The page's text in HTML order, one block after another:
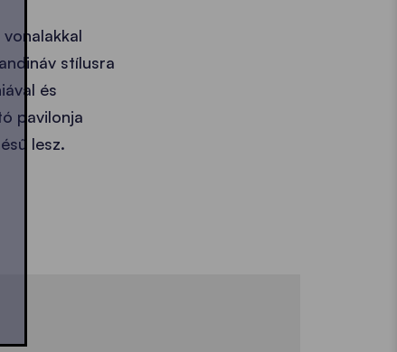
vonalakkal
stílusra
és
pavilonja
lesz.